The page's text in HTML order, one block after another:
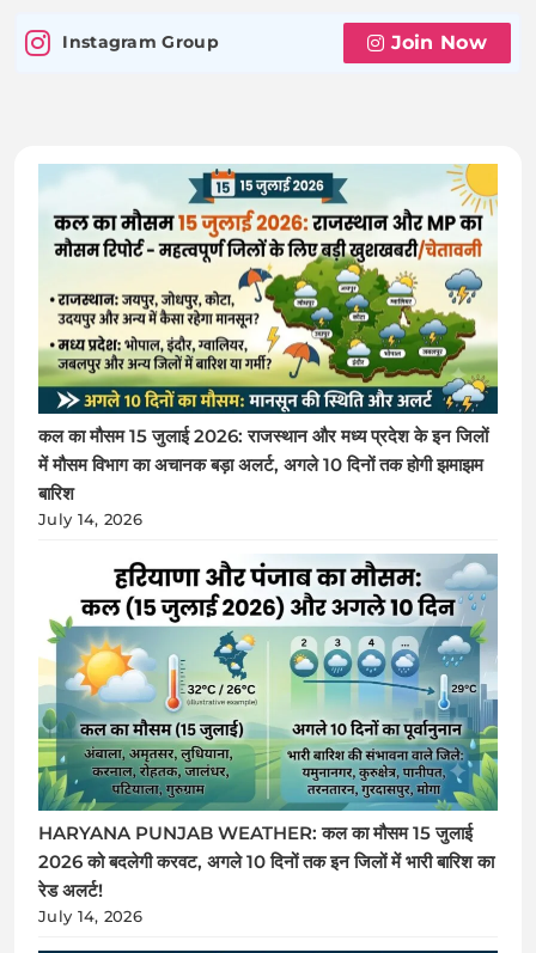
Instagram Group Join Now
कल का मौसम 15 जुलाई 2026: राजस्थान और मध्य प्रदेश के इन जिलों
में मौसम विभाग का अचानक बड़ा अलर्ट, अगले 10 दिनों तक होगी झमाझम
बारिश
July 14, 2026
HARYANA PUNJAB WEATHER: कल का मौसम 15 जुलाई
2026 को बदलेगी करवट, अगले 10 दिनों तक इन जिलों में भारी बारिश का
रेड अलर्ट!
July 14, 2026